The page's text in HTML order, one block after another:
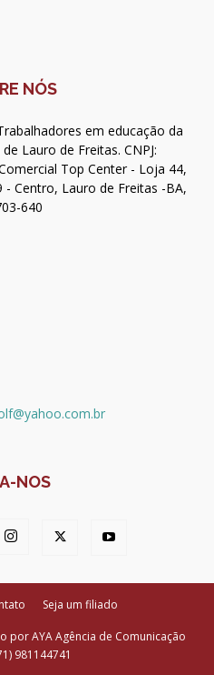
NÓS
em educação da
Lauro de Freitas. CNPJ:
Top Center - Loja 44,
- Centro, Lauro de Freitas -BA,
640
NOS
Seja um filiado
por AYA Agência de Comunicação
981144741